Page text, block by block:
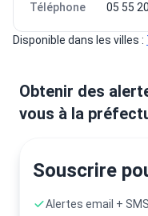
Téléphone
05 55
Disponible dans les villes :
Obtenir des
vous à la
Souscrire
Alertes email +